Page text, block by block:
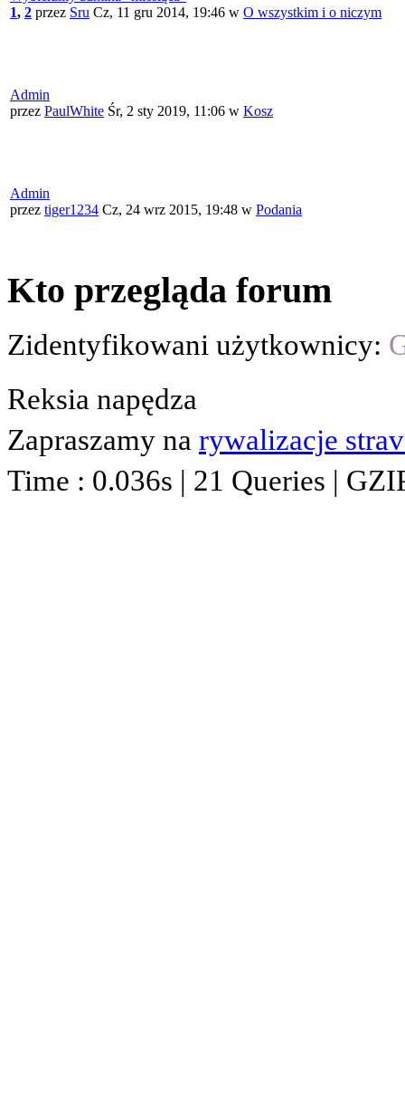
1, 2 przez Sru Cz, 11 gru 2014, 19:46 w O wszystkim i o niczym
Admin
przez PaulWhite Śr, 2 sty 2019, 11:06 w Kosz
Admin
przez tiger1234 Cz, 24 wrz 2015, 19:48 w Podania
Kto przegląda forum
Zidentyfikowani użytkownicy:
Reksia napędza
Zapraszamy na rywalizacje
Time : 0.036s | 21 Queries |